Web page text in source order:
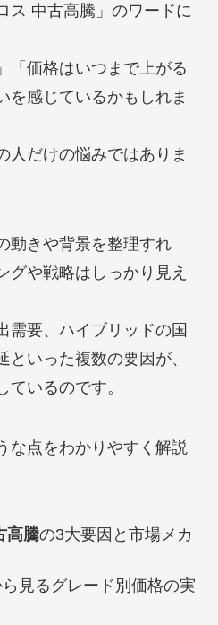
ス 中古高騰」のワードに
「価格はいつまで上がる
を感じているかもしれま
人だけの悩みではありま
動きや背景を整理すれ
グや戦略はしっかり見え
需要、ハイブリッドの国
といった複数の要因が、
いるのです。
な点をわかりやすく解説
高騰の3大要因と市場メカ
見るグレード別価格の実